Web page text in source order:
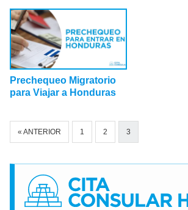
Prechequeo Migratorio
para Viajar a Honduras
« ANTERIOR 1 2 3